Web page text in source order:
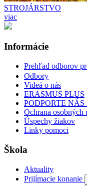
STROJÁRSTVO
viac
Informácie
Prehľad odborov
Odbory
Videá o nás
ERASMUS PLUS
PODPORTE
Ochrana osobných
Úspechy žiakov
Linky pomoci
Škola
Aktuality
Prijímacie konanie